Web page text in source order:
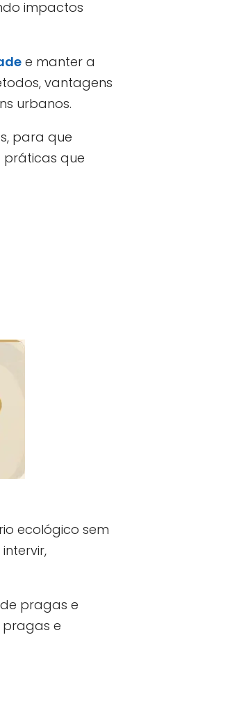
impactos
e manter a
vantagens
urbanos.
para que
práticas que
ecológico sem
pragas e
pragas e